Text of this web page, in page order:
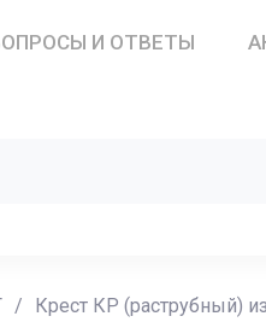
И ОТВЕТЫ
/ Крест КР (раструбный)